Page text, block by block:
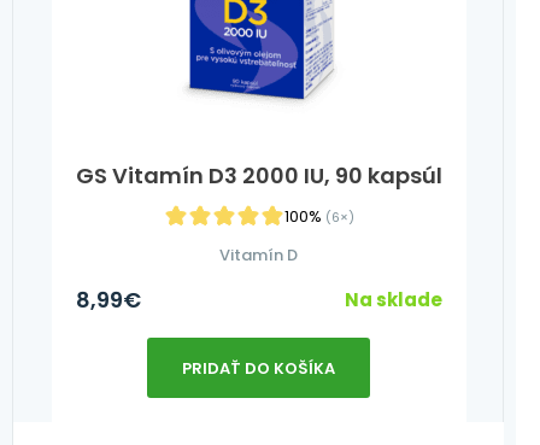
GS Vitamín D3 2000 IU, 90 kapsúl
100% (6×)
Vitamín D
8,99€ Na sklade
PRIDAŤ DO KOŠÍKA